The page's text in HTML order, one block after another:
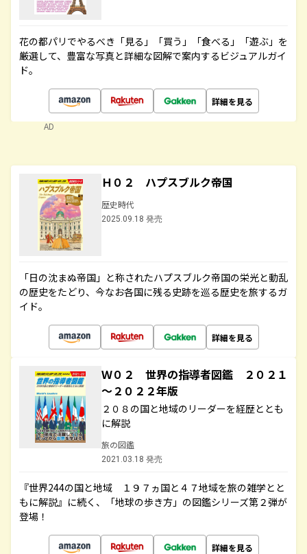
花の都パリでやるべき「見る」「買う」「食べる」「遊ぶ」を
厳選して、豊富な写真と詳細な図解で案内するビジュアルガイ
ド。
詳細を見る
AD
Ｈ０２ ハプスブルク帝国
歴史時代
2025.09.18 発売
「日の沈まぬ帝国」と称されたハプスブルク帝国の栄光と動乱
の歴史をたどり、今なお各国に残る史跡を巡る歴史を旅するガ
イド。
詳細を見る
Ｗ０２ 世界の指導者図鑑 ２０２１
～２０２２年版
２０８の国と地域のリーダーを経歴ととも
に解説
旅の図鑑
2021.03.18 発売
『世界244の国と地域 １９７ヵ国と４７地域を旅の雑学とと
もに解説』に続く、「地球の歩き方」の図鑑シリーズ第２弾が
登場！
詳細を見る